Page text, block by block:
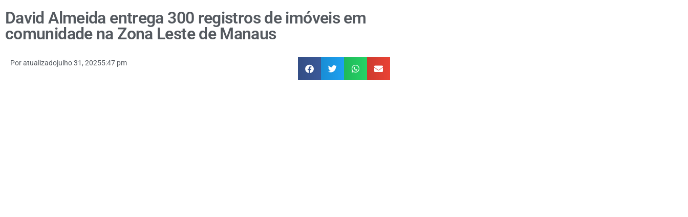
David Almeida entrega 300 registros de imóveis em
comunidade na Zona Leste de Manaus
Poratualizadojulho 31, 20255:47 pm